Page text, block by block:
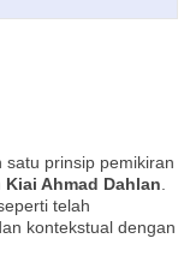
prinsip pemikiran
Kiai Ahmad Dahlan
telah
kontekstual dengan